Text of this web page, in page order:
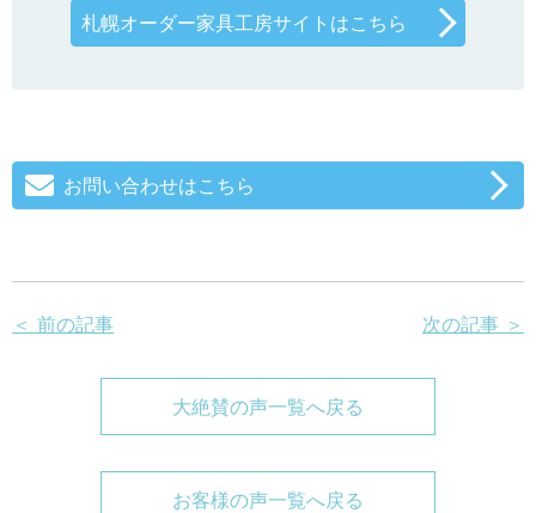
札幌オーダー家具工房サイトはこちら
お問い合わせはこちら
＜ 前の記事 次の記事 ＞
大絶賛の声一覧へ戻る
お客様の声一覧へ戻る